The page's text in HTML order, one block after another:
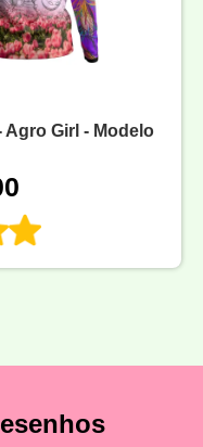
Agro Girl - Modelo